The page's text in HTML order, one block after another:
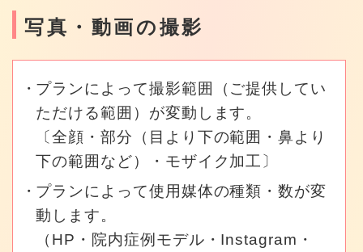
写真・動画の撮影
プランによって撮影範囲（ご提供してい
ただける範囲）が変動します。
〔全顔・部分（目より下の範囲・鼻より
下の範囲など）・モザイク加工〕
プランによって使用媒体の種類・数が変
動します。
（HP・院内症例モデル・Instagram・